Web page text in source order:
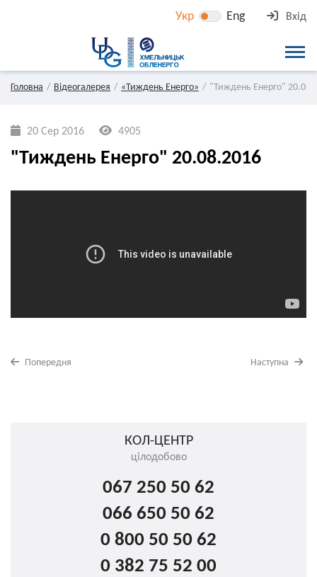
Укр Eng Вхід
Головна Відеогалерея «Тиждень Енерго» "Тиждень Енерго"
20 Сер 2016 4905
"Тиждень Енерго" 20.08.2016
Попередня Наступна
КОЛ-ЦЕНТР
цілодобово
067 250 50 62
066 650 50 62
0 800 50 50 62
0 382 75 52 00